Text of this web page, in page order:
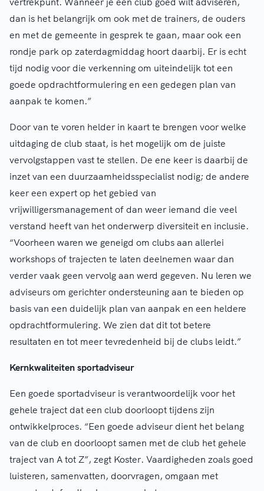
dan is het belangrijk om ook met de trainers, de ouders
en met de gemeente in gesprek te gaan, maar ook een
rondje park op zaterdagmiddag hoort daarbij. Er is echt
tijd nodig voor die verkenning om uiteindelijk tot een
goede opdrachtformulering en een gedegen plan van
aanpak te komen.”
Door van te voren helder in kaart te brengen voor welke
uitdaging de club staat, is het mogelijk om de juiste
vervolgstappen vast te stellen. De ene keer is daarbij de
inzet van een duurzaamheidsspecialist nodig; de andere
keer een expert op het gebied van
vrijwilligersmanagement of dan weer iemand die veel
verstand heeft van het onderwerp diversiteit en inclusie.
“Voorheen waren we geneigd om clubs aan allerlei
workshops of trajecten te laten deelnemen waar dan
verder vaak geen vervolg aan werd gegeven. Nu leren we
adviseurs om gerichter ondersteuning aan te bieden op
basis van een duidelijk plan van aanpak en een heldere
opdrachtformulering. We zien dat dit tot betere
resultaten en tot meer tevredenheid bij de clubs leidt.”
Kernkwaliteiten sportadviseur
Een goede sportadviseur is verantwoordelijk voor het
gehele traject dat een club doorloopt tijdens zijn
ontwikkelproces. “Een goede adviseur dient het belang
van de club en doorloopt samen met de club het gehele
traject van A tot Z”, zegt Koster. Vaardigheden zoals goed
luisteren, samenvatten, doorvragen, omgaan met